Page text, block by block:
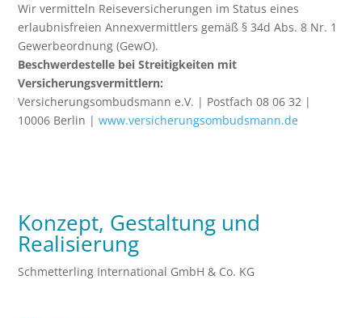
Wir vermitteln Reiseversicherungen im Status eines
erlaubnisfreien Annexvermittlers gemäß § 34d Abs. 8 Nr. 1
Gewerbeordnung (GewO).
Beschwerdestelle bei Streitigkeiten mit
Versicherungsvermittlern:
Versicherungsombudsmann e.V. | Postfach 08 06 32 |
10006 Berlin |www.versicherungsombudsmann.de
Konzept, Gestaltung und
Realisierung
Schmetterling International GmbH & Co. KG